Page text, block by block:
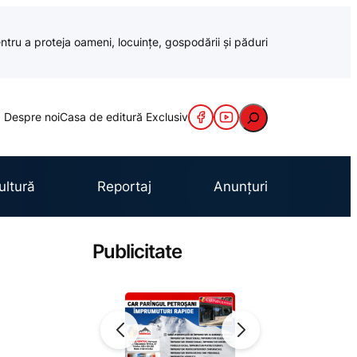
a proteja oameni, locuințe, gospodării și păduri
Despre noiCasa de editură Exclusiv Caută
Reportaj Anunțuri
Publicitate